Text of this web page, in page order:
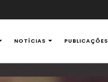
NOTÍCIAS PUBLICAÇÕES